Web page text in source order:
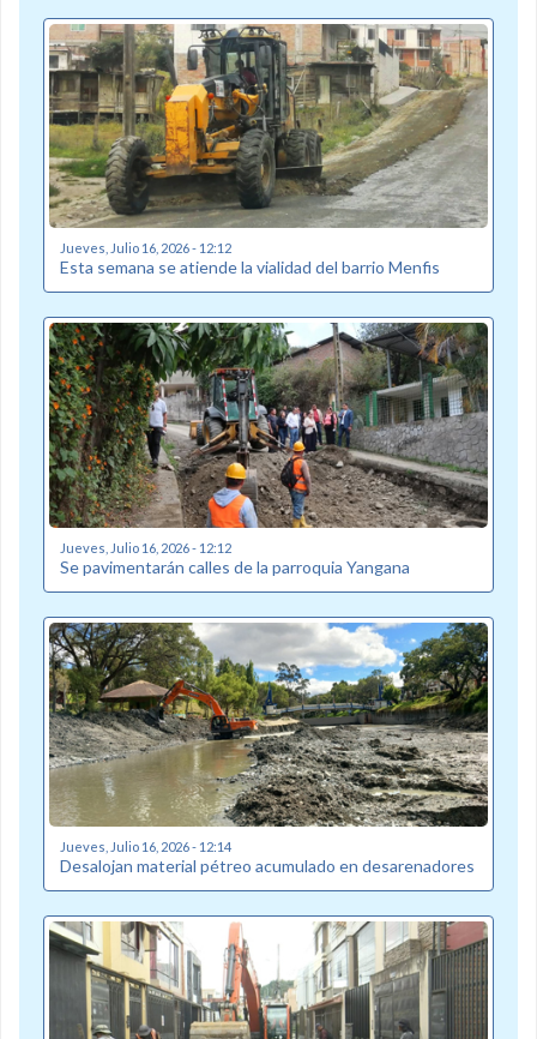
Jueves, Julio 16, 2026 - 12:12
Esta semana se atiende la vialidad del barrio Menfis
Jueves, Julio 16, 2026 - 12:12
Se pavimentarán calles de la parroquia Yangana
Jueves, Julio 16, 2026 - 12:14
Desalojan material pétreo acumulado en desarenadores